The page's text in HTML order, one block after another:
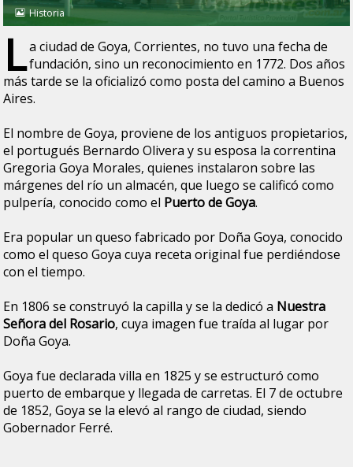
Historia
La ciudad de Goya, Corrientes, no tuvo una fecha de
fundación, sino un reconocimiento en 1772. Dos años
más tarde se la oficializó como posta del camino a Buenos
Aires.
El nombre de Goya, proviene de los antiguos propietarios,
el portugués Bernardo Olivera y su esposa la correntina
Gregoria Goya Morales, quienes instalaron sobre las
márgenes del río un almacén, que luego se calificó como
pulpería, conocido como el Puerto de Goya.
Era popular un queso fabricado por Doña Goya, conocido
como el queso Goya cuya receta original fue perdiéndose
con el tiempo.
En 1806 se construyó la capilla y se la dedicó a Nuestra
Señora del Rosario, cuya imagen fue traída al lugar por
Doña Goya.
Goya fue declarada villa en 1825 y se estructuró como
puerto de embarque y llegada de carretas. El 7 de octubre
de 1852, Goya se la elevó al rango de ciudad, siendo
Gobernador Ferré.